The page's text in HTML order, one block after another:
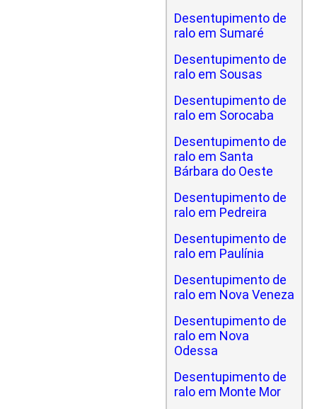
Desentupimento de
ralo em Sumaré
Desentupimento de
ralo em Sousas
Desentupimento de
ralo em Sorocaba
Desentupimento de
ralo em Santa
Bárbara do Oeste
Desentupimento de
ralo em Pedreira
Desentupimento de
ralo em Paulínia
Desentupimento de
ralo em Nova Veneza
Desentupimento de
ralo em Nova
Odessa
Desentupimento de
ralo em Monte Mor